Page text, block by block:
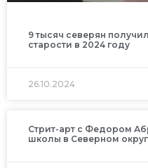
9 тысяч северян
старости в 2024 году
26.10.2024
Стрит-арт с Федором
школы в Северном